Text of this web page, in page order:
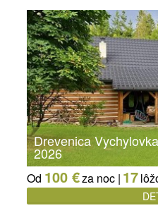
Drevenica
2026
Od 100 €za noc | 17